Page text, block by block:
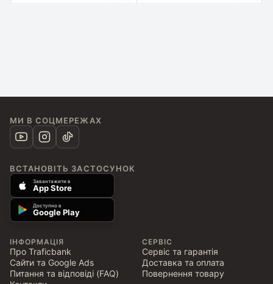
МИ В СОЦМЕРЕЖАХ
ВСТАНОВІТЬ ЗАСТОСУНОК
Завантажити в
App Store
Доступно в
Google Play
ІНФОРМАЦІЯ
Про Traficbank
Сайти та Google Ads
Питання та відповіді (FAQ)
СЕРВІС
Сервіс та гарантія
Доставка та оплата
Повернення товару